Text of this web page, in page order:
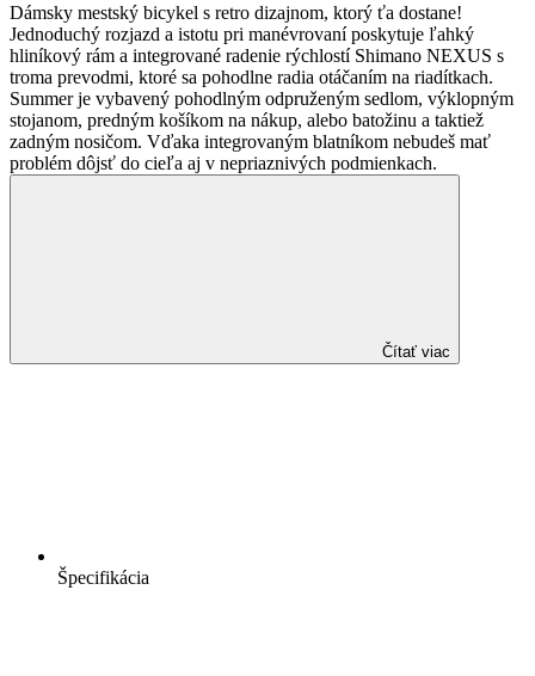
Dámsky mestský bicykel s retro dizajnom, ktorý ťa dostane!
Jednoduchý rozjazd a istotu pri manévrovaní poskytuje ľahký
hliníkový rám a integrované radenie rýchlostí Shimano NEXUS s
troma prevodmi, ktoré sa pohodlne radia otáčaním na riadítkach.
Summer je vybavený pohodlným odpruženým sedlom, výklopným
stojanom, predným košíkom na nákup, alebo batožinu a taktiež
zadným nosičom. Vďaka integrovaným blatníkom nebudeš mať
problém dôjsť do cieľa aj v nepriaznivých podmienkach.
Čítať viac
Špecifikácia